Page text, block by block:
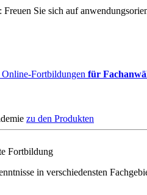
Freuen Sie sich auf
Fortbildungen für
zu den Produkten
Fortbildung
in verschiedensten